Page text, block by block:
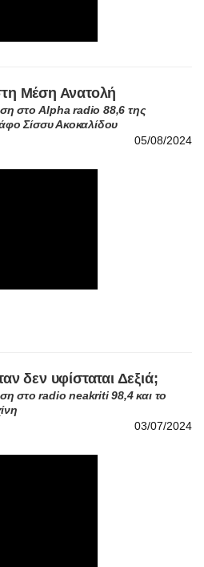
Μέση Ανατολή
στο Alpha radio 88,6 της
Σίσσυ Ακοκαλίδου
05/08/2024
δεν υφίσταται Δεξιά;
στο radio neakriti 98,4 και το
03/07/2024